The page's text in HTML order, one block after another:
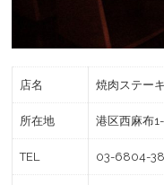
店名 焼肉ステー
所在地 港区西麻布
TEL 03-6804-